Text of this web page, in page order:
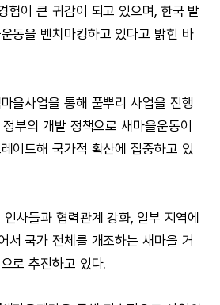
험이 큰 귀감이 되고 있으며, 한국 발
동을 벤치마킹하고 있다고 밝힌 바
을사업을 통해 풀뿌리 사업을 진행
부의 개발 정책으로 새마을운동이
이드해 국가적 확산에 집중하고 있
사들과 협력관계 강화, 일부 지역에
서 국가 전체를 개조하는 새마을 거
로 추진하고 있다.